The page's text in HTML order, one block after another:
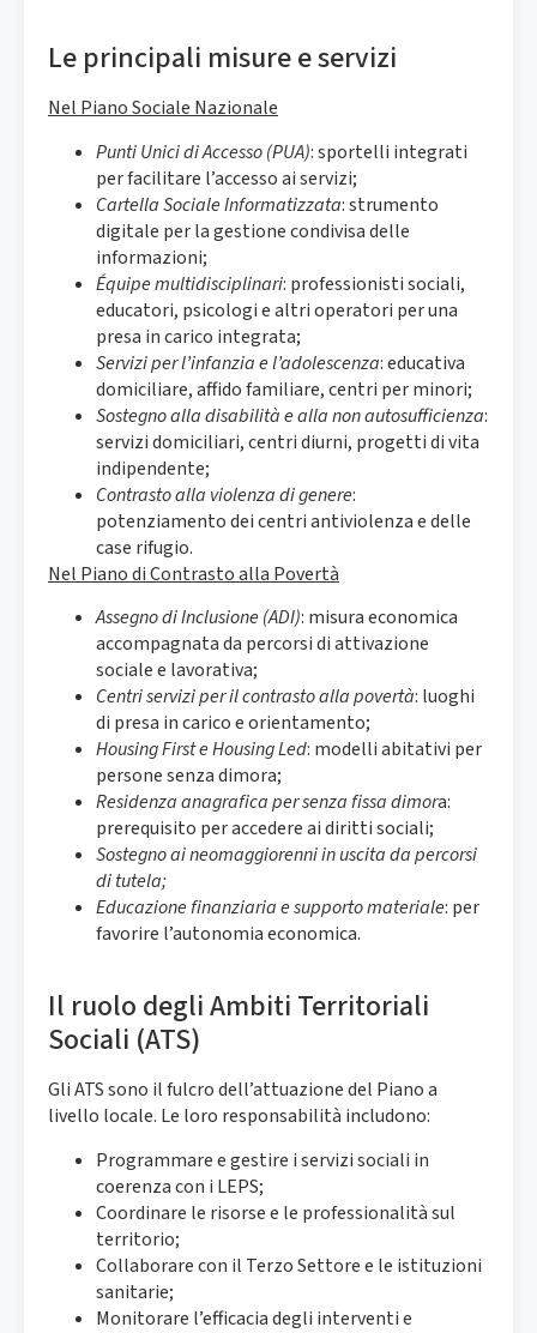
Le principali misure e servizi
Nel Piano Sociale Nazionale
Punti Unici di Accesso (PUA): sportelli integrati
per facilitare l’accesso ai servizi;
Cartella Sociale Informatizzata: strumento
digitale per la gestione condivisa delle
informazioni;
Équipe multidisciplinari: professionisti sociali,
educatori, psicologi e altri operatori per una
presa in carico integrata;
Servizi per l’infanzia e l’adolescenza: educativa
domiciliare, affido familiare, centri per minori;
Sostegno alla disabilità e alla non autosufficienza:
servizi domiciliari, centri diurni, progetti di vita
indipendente;
Contrasto alla violenza di genere:
potenziamento dei centri antiviolenza e delle
case rifugio.
Nel Piano di Contrasto alla Povertà
Assegno di Inclusione (ADI): misura economica
accompagnata da percorsi di attivazione
sociale e lavorativa;
Centri servizi per il contrasto alla povertà: luoghi
di presa in carico e orientamento;
Housing First e Housing Led: modelli abitativi per
persone senza dimora;
Residenza anagrafica per senza fissa dimora:
prerequisito per accedere ai diritti sociali;
Sostegno ai neomaggiorenni in uscita da percorsi
di tutela;
Educazione finanziaria e supporto materiale: per
favorire l’autonomia economica.
Il ruolo degli Ambiti Territoriali
Sociali (ATS)
Gli ATS sono il fulcro dell’attuazione del Piano a
livello locale. Le loro responsabilità includono:
Programmare e gestire i servizi sociali in
coerenza con i LEPS;
Coordinare le risorse e le professionalità sul
territorio;
Collaborare con il Terzo Settore e le istituzioni
sanitarie;
Monitorare l’efficacia degli interventi e